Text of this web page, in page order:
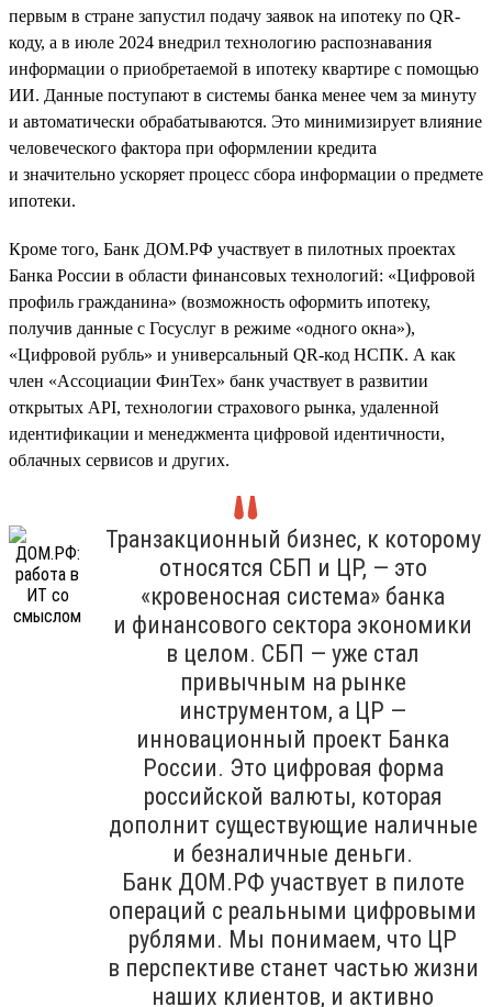
первым в стране запустил подачу заявок на ипотеку по QR-
коду, а в июле 2024 внедрил технологию распознавания
информации о приобретаемой в ипотеку квартире с помощью
ИИ. Данные поступают в системы банка менее чем за минуту
и автоматически обрабатываются. Это минимизирует влияние
человеческого фактора при оформлении кредита
и значительно ускоряет процесс сбора информации о предмете
ипотеки.
Кроме того, Банк ДОМ.РФ участвует в пилотных проектах
Банка России в области финансовых технологий: «Цифровой
профиль гражданина» (возможность оформить ипотеку,
получив данные с Госуслуг в режиме «одного окна»),
«Цифровой рубль» и универсальный QR-код НСПК. А как
член «Ассоциации ФинТех» банк участвует в развитии
открытых API, технологии страхового рынка, удаленной
идентификации и менеджмента цифровой идентичности,
облачных сервисов и других.
Транзакционный бизнес, к которому
относятся СБП и ЦР, — это
«кровеносная система» банка
и финансового сектора экономики
в целом. СБП — уже стал
привычным на рынке
инструментом, а ЦР —
инновационный проект Банка
России. Это цифровая форма
российской валюты, которая
дополнит существующие наличные
и безналичные деньги.
Банк ДОМ.РФ участвует в пилоте
операций с реальными цифровыми
рублями. Мы понимаем, что ЦР
в перспективе станет частью жизни
наших клиентов, и активно